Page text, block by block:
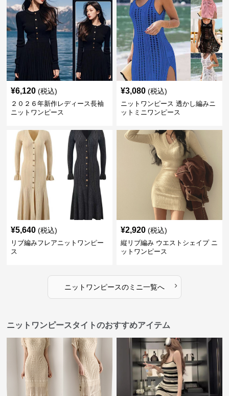
¥6,120 (税込)
２０２６年新作レディース長袖
ニットワンピース
¥3,080 (税込)
ニットワンピース 透かし編みニ
ットミニワンピース
¥5,640 (税込)
リブ編みフレアニットワンピー
ス
¥2,920 (税込)
縦リブ編み ウエストシェイプ ニ
ットワンピース
ニットワンピースのミニ一覧へ ›
ニットワンピースタイトのおすすめアイテム